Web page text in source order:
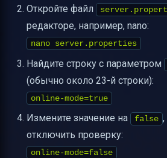
Откройте файл
редакторе, например, nano:
nano server.properties
Найдите строку с параметром
(обычно около 23-й строки):
online-mode=true
Измените значение на false ,
отключить проверку:
online-mode=false